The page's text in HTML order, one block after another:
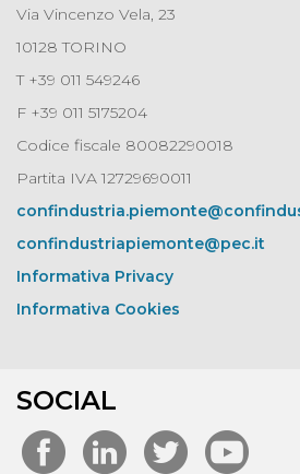
Via Vincenzo Vela, 23
10128 TORINO
T +39 011 549246
F +39 011 5175204
Codice fiscale 80082290018
Partita IVA 12729690011
confindustriapiemonte@pec.it
Informativa Privacy
Informativa Cookies
SOCIAL